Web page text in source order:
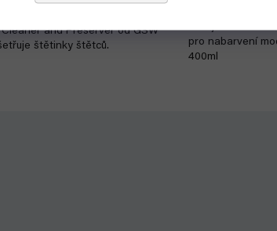
and Preserver od GSW
štětinky štětců.
Vallejo 28011
pro nabarvení
400ml